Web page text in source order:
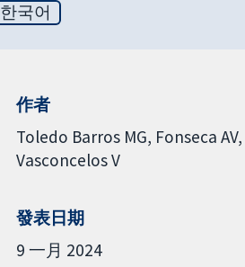
한국어
作者
Toledo Barros MG Fonseca AV
Vasconcelos V
發表日期
9 一月 2024